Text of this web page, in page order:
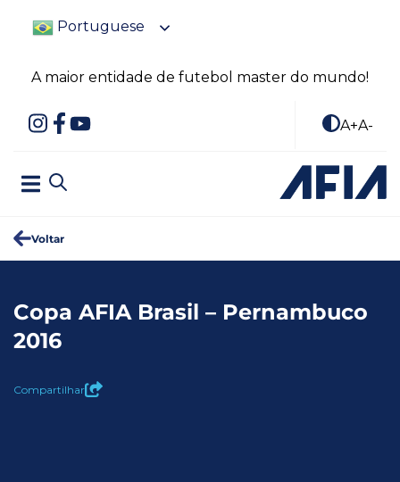
Portuguese
A maior entidade de futebol master do mundo!
A+A-
Voltar
Copa AFIA Brasil – Pernambuco
2016
Compartilhar